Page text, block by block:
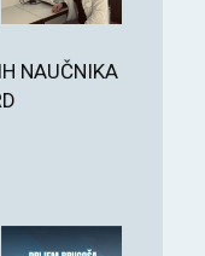
NAUČNIKA